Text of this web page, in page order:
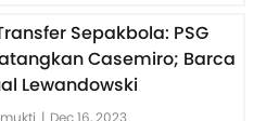
Sepakbola: PSG
Casemiro; Barca
Lewandowski
| Dec 16, 2023